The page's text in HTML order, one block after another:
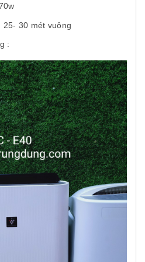
30 mét vuông
: